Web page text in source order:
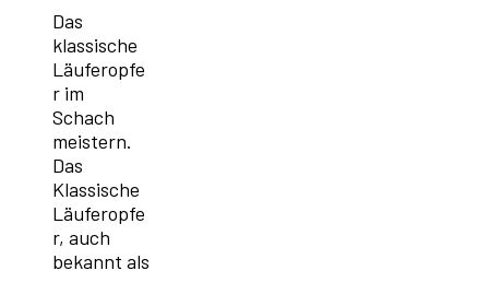
Das
klassische
Läuferopfe
r im
Schach
meistern.
Das
Klassische
Läuferopfe
r, auch
bekannt als